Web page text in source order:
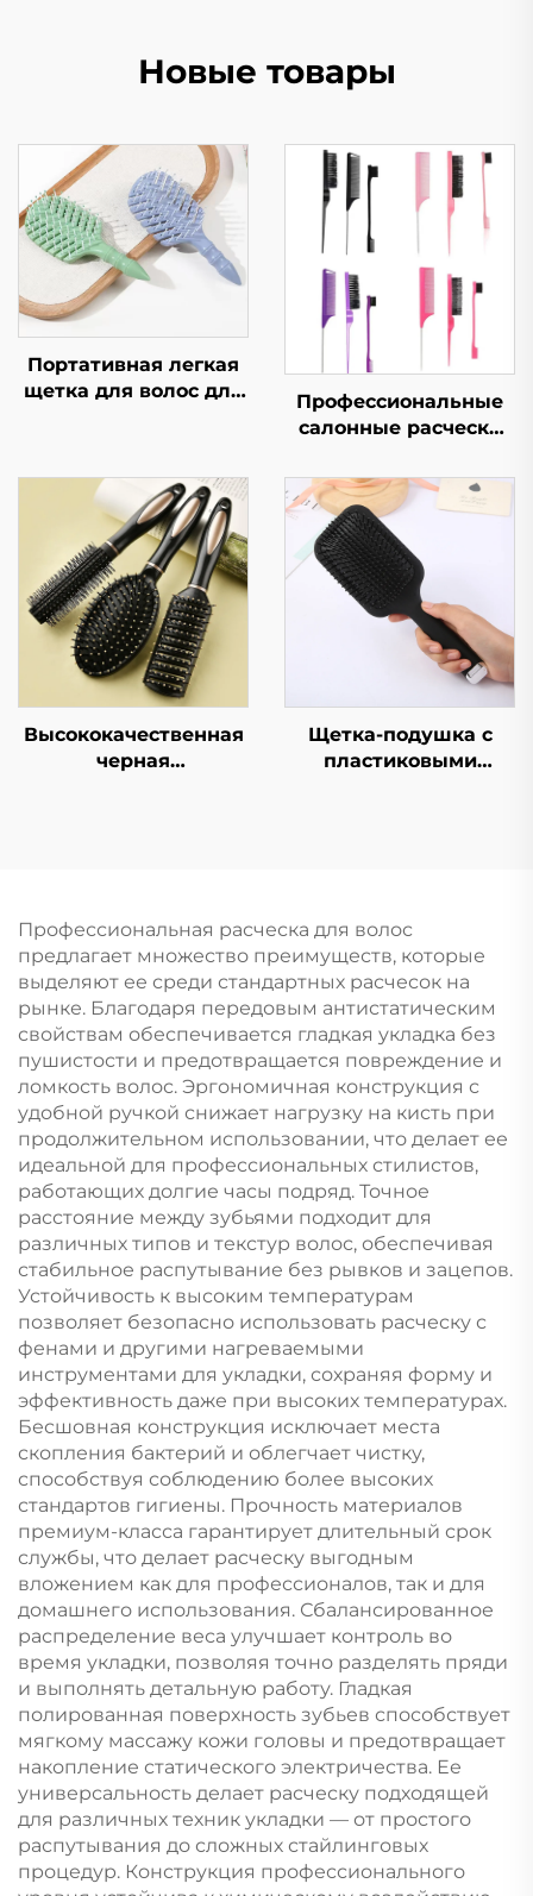
Новые товары
Портативная легкая
щетка для волос для
расческа в форме
кости, компактная и
гигиеничная
Профессиональные
салонные расчески
спутанности и
детские щетки для
волос, щетка для
прямых волос из
нержавеющей стали
Высококачественная
черная
логотипом, для
домашнего
использования
Щетка-подушка с
пластиковыми
Профессиональная расческа для волос
предлагает множество преимуществ, которые
выделяют ее среди стандартных расчесок на
рынке. Благодаря передовым антистатическим
свойствам обеспечивается гладкая укладка без
пушистости и предотвращается повреждение и
ломкость волос. Эргономичная конструкция с
удобной ручкой снижает нагрузку на кисть при
продолжительном использовании, что делает ее
идеальной для профессиональных стилистов,
работающих долгие часы подряд. Точное
расстояние между зубьями подходит для
различных типов и текстур волос, обеспечивая
стабильное распутывание без рывков и зацепов.
Устойчивость к высоким температурам
позволяет безопасно использовать расческу с
фенами и другими нагреваемыми
инструментами для укладки, сохраняя форму и
эффективность даже при высоких температурах.
Бесшовная конструкция исключает места
скопления бактерий и облегчает чистку,
способствуя соблюдению более высоких
стандартов гигиены. Прочность материалов
премиум-класса гарантирует длительный срок
службы, что делает расческу выгодным
вложением как для профессионалов, так и для
домашнего использования. Сбалансированное
распределение веса улучшает контроль во
время укладки, позволяя точно разделять пряди
и выполнять детальную работу. Гладкая
полированная поверхность зубьев способствует
мягкому массажу кожи головы и предотвращает
накопление статического электричества. Ее
универсальность делает расческу подходящей
для различных техник укладки — от простого
распутывания до сложных стайлинговых
процедур. Конструкция профессионального